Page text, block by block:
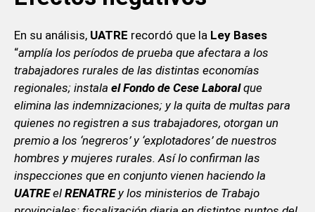
En su análisis, UATRE recordó que la Ley Bases
“amplía los períodos de prueba que afectara a los
trabajadores rurales de las distintas economías
regionales; instala el Fondo de Cese Laboralque
elimina las indemnizaciones; y la quita de multas para
quienes no registren a sus trabajadores, otorgan un
premio a los ‘negreros’ y ‘explotadores’ de nuestros
hombres y mujeres rurales. Así lo confirman las
inspecciones que en conjunto vienen haciendo la
UATREel RENATREy los ministerios de Trabajo